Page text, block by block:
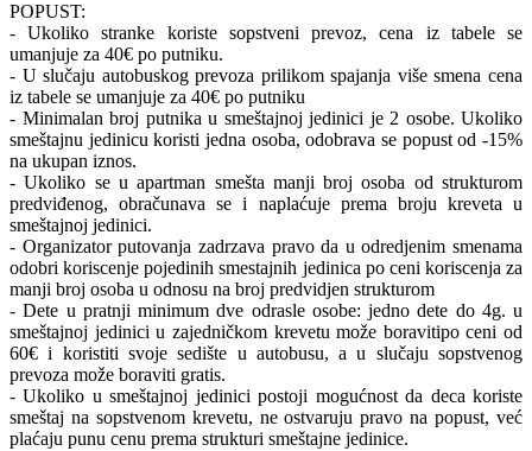
POPUST:
- Ukoliko stranke koriste sopstveni prevoz, cena iz tabele se
umanjuje za 40€ po putniku.
- U slučaju autobuskog prevoza prilikom spajanja više smena cena
iz tabele se umanjuje za 40€ po putniku
- Minimalan broj putnika u smeštajnoj jedinici je 2 osobe. Ukoliko
smeštajnu jedinicu koristi jedna osoba, odobrava se popust od -15%
na ukupan iznos.
- Ukoliko se u apartman smešta manji broj osoba od strukturom
predviđenog, obračunava se i naplaćuje prema broju kreveta u
smeštajnoj jedinici.
- Organizator putovanja zadrzava pravo da u odredjenim smenama
odobri koriscenje pojedinih smestajnih jedinica po ceni koriscenja za
manji broj osoba u odnosu na broj predvidjen strukturom
- Dete u pratnji minimum dve odrasle osobe: jedno dete do 4g. u
smeštajnoj jedinici u zajedničkom krevetu može boravitipo ceni od
60€ i koristiti svoje sedište u autobusu, a u slučaju sopstvenog
prevoza može boraviti gratis.
- Ukoliko u smeštajnoj jedinici postoji mogućnost da deca koriste
smeštaj na sopstvenom krevetu, ne ostvaruju pravo na popust, već
plaćaju punu cenu prema strukturi smeštajne jedinice.